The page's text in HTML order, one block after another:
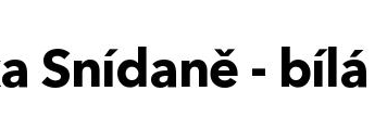
Snídaně - bílá